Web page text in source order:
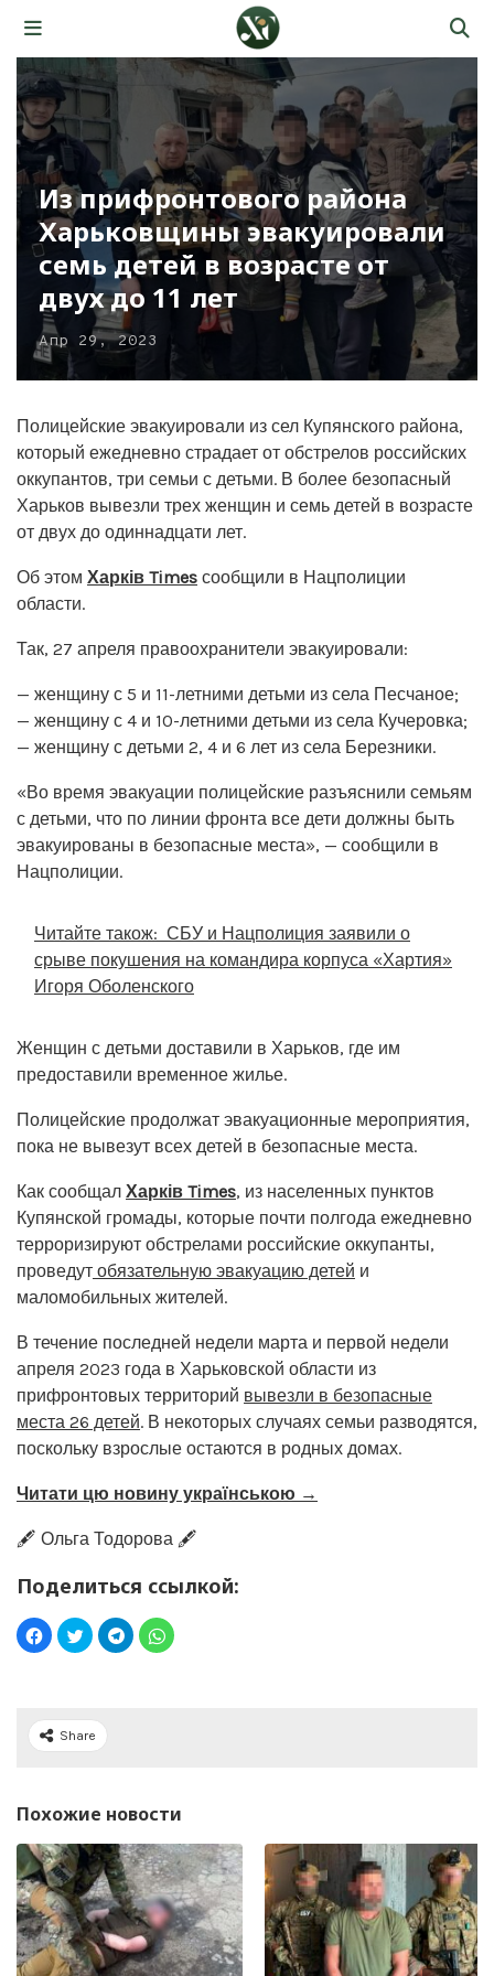
Из прифронтового района
Харьковщины эвакуировали
семь детей в возрасте от
двух до 11 лет
Апр 29, 2023
Полицейские эвакуировали из сел Купянского района,
который ежедневно страдает от обстрелов российских
оккупантов, три семьи с детьми. В более безопасный
Харьков вывезли трех женщин и семь детей в возрасте
от двух до одиннадцати лет.
Об этом Харків Times сообщили в Нацполиции
области.
Так, 27 апреля правоохранители эвакуировали:
— женщину с 5 и 11-летними детьми из села Песчаное;
— женщину с 4 и 10-летними детьми из села Кучеровка;
— женщину с детьми 2, 4 и 6 лет из села Березники.
«Во время эвакуации полицейские разъяснили семьям
с детьми, что по линии фронта все дети должны быть
эвакуированы в безопасные места», — сообщили в
Нацполиции.
Читайте також: СБУ и Нацполиция заявили о
срыве покушения на командира корпуса «Хартия»
Игоря Оболенского
Женщин с детьми доставили в Харьков, где им
предоставили временное жилье.
Полицейские продолжат эвакуационные мероприятия,
пока не вывезут всех детей в безопасные места.
Как сообщал Харків Times, из населенных пунктов
Купянской громады, которые почти полгода ежедневно
терроризируют обстрелами российские оккупанты,
проведут обязательную эвакуацию детей и
маломобильных жителей.
В течение последней недели марта и первой недели
апреля 2023 года в Харьковской области из
прифронтовых территорий вывезли в безопасные
места 26 детей. В некоторых случаях семьи разводятся,
поскольку взрослые остаются в родных домах.
Читати цю новину українською →
🖋️ Ольга Тодорова 🖋️
Поделиться ссылкой:
Share
Похожие новости